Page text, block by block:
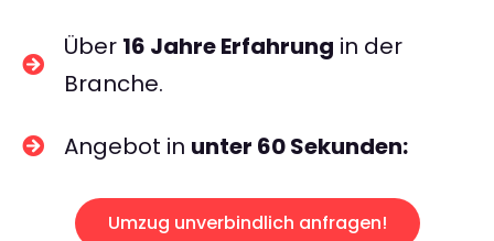
Über 16 Jahre Erfahrung in der
Branche.
Angebot in unter 60 Sekunden:
Umzug unverbindlich anfragen!